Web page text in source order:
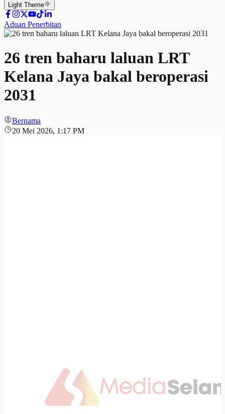
Light Theme
Aduan Penerbitan
26 tren baharu laluan LRT
Kelana Jaya bakal beroperasi
2031
Bernama
20 Mei 2026, 1:17 PM